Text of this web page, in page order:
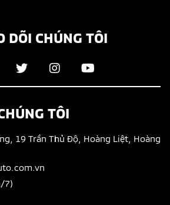
DÕI CHÚNG TÔI
TÔI
19 Trần Thủ Độ, Hoàng Liệt, Hoàng
7)